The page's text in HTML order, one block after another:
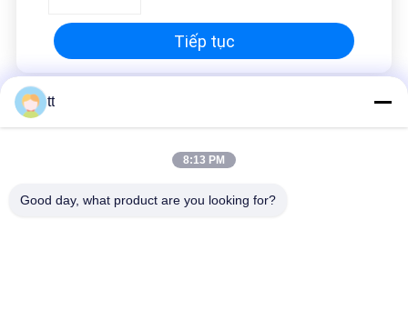
Tiếp tục
Manual Directional Control Valve
tt
8:13 PM
Good day, what product are you looking for?